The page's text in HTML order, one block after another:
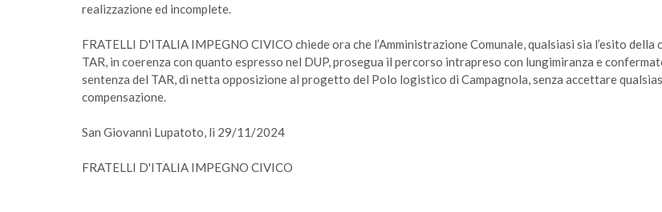
realizzazione ed incomplete.
FRATELLI D'ITALIA IMPEGNO CIVICO chiede ora che l’Amministrazione Comunale, qualsiasi sia l’esito
TAR, in coerenza con quanto espresso nel DUP, prosegua il percorso intrapreso con lungimiranza e
sentenza del TAR, di netta opposizione al progetto del Polo logistico di Campagnola, senza accettare
compensazione.
San Giovanni Lupatoto, lì 29/11/2024
FRATELLI D'ITALIA IMPEGNO CIVICO